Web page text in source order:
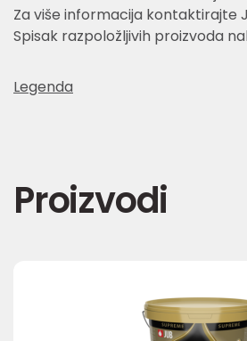
Za više informacija kontaktirajte
Spisak razpoložljivih proizvoda
Legenda
Proizvodi